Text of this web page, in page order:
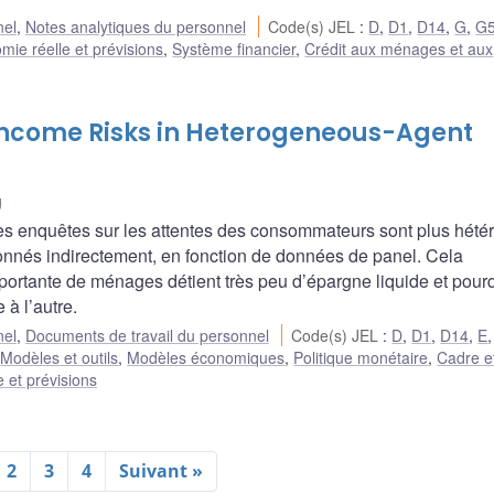
, Notes analytiques du personnel Code(s) JEL : D, D1 , D14,G,
réelle et prévisions, Système financier,Crédit aux ménages et aux
Risks in Heterogeneous-Agent
enquêtes sur les attentes des consommateurs sont plus
indirectement, en fonction de données de panel. Cela
de ménages détient très peu d’épargne liquide et
l’autre.
, Documents de travail du personnel Code(s) JEL : D, D1 , D14, E
Modèles et outils, Modèles économiques, Politique monétaire,Cadre
et prévisions
2 3 4 Suivant »